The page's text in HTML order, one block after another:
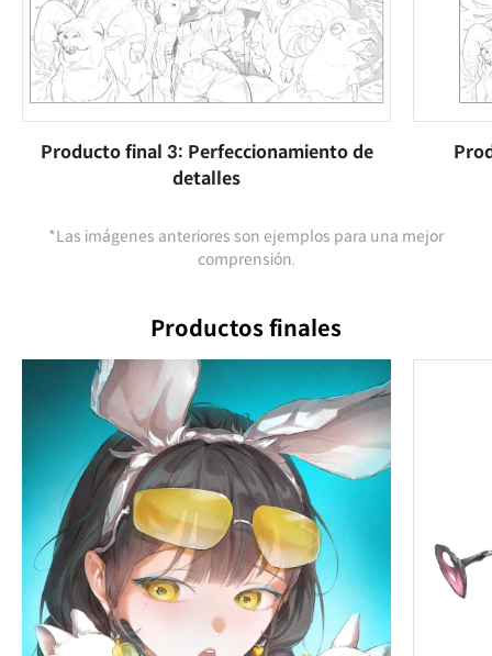
Producto final 3: Perfeccionamiento de
detalles
*Las imágenes anteriores son ejemplos para una mejor
comprensión.
Productos finales